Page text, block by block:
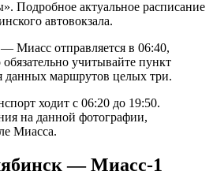
Подробное актуальное расписание
автовокзала.
Миасс отправляется в 06:40,
учитывайте пункт
данных маршрутов целых три.
ходит с 06:20 до 19:50.
на данной фотографии,
Миасса.
— Миасс-1